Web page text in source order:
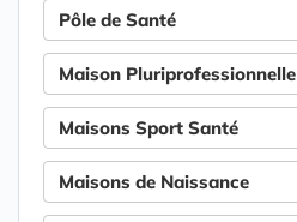
Pôle de Santé
Maison Pluriprofessionnelle
Maisons Sport Santé
Maisons de Naissance